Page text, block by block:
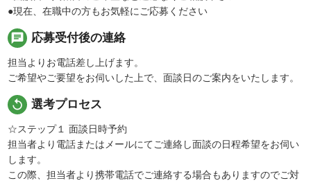
●現在、在職中の方もお気軽にご応募ください
chat 応募受付後の連絡
担当よりお電話差し上げます。
ご希望やご要望をお伺いした上で、面談日のご案内をいたします。
replay 選考プロセス
☆ステップ１ 面談日時予約
担当者より電話またはメールにてご連絡し面談の日程希望をお伺い
します。
この際、担当者より携帯電話でご連絡する場合もありますのでご対